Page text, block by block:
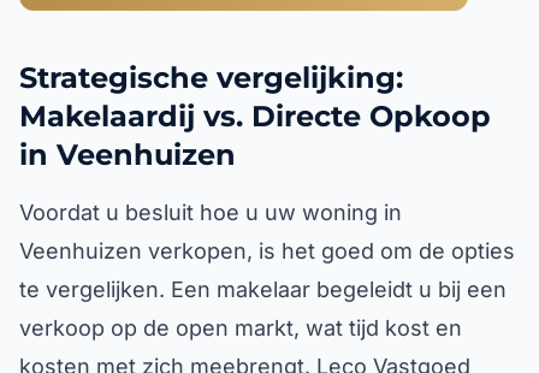
Strategische vergelijking:
Makelaardij vs. Directe Opkoop
in Veenhuizen
Voordat u besluit hoe u uw woning in
Veenhuizen verkopen, is het goed om de opties
te vergelijken. Een makelaar begeleidt u bij een
verkoop op de open markt, wat tijd kost en
kosten met zich meebrengt. Leco Vastgoed